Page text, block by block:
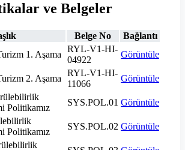
ve Belgeler
Belge No
Bağlantı
1. Aşama
RYL-V1-HI-
04922
Görüntüle
2. Aşama
RYL-V1-HI-
11066
Görüntüle
Politikamız
SYS.POL.01 Görüntüle
Politikamız
SYS.POL.02 Görüntüle